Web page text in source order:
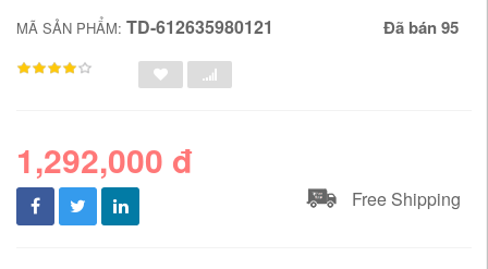
MÃ SẢN PHẨM: TD-612635980121 Đã bán 95
1,292,000 đ
Free Shipping